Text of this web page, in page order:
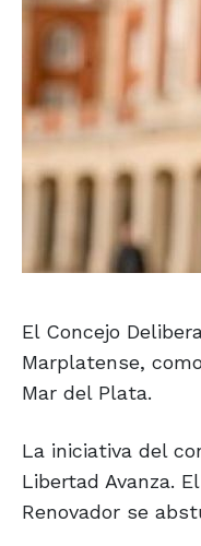
El Concejo
Marplatense,
Mar del Plata.
La iniciativa del
Libertad Avanza.
Renovador se